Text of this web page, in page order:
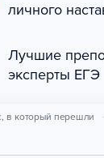
личного
Лучшие
эксперты ЕГЭ
в который перешли